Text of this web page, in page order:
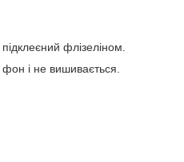
, підклеєний флізеліном.
і не вишивається.